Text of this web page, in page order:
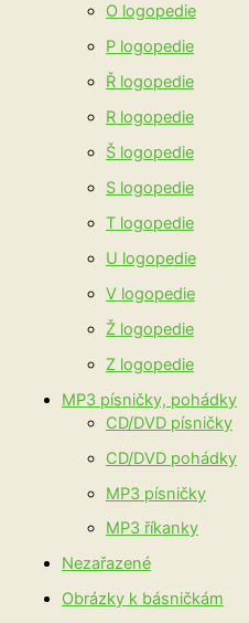
O logopedie
P logopedie
Ř logopedie
R logopedie
Š logopedie
S logopedie
T logopedie
U logopedie
V logopedie
Ž logopedie
Z logopedie
MP3 písničky, pohádky
CD/DVD písničky
CD/DVD pohádky
MP3 písničky
MP3 říkanky
Nezařazené
Obrázky k básničkám